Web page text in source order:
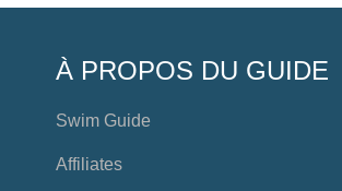
À PROPOS DU GUIDE
Swim Guide
Affiliates